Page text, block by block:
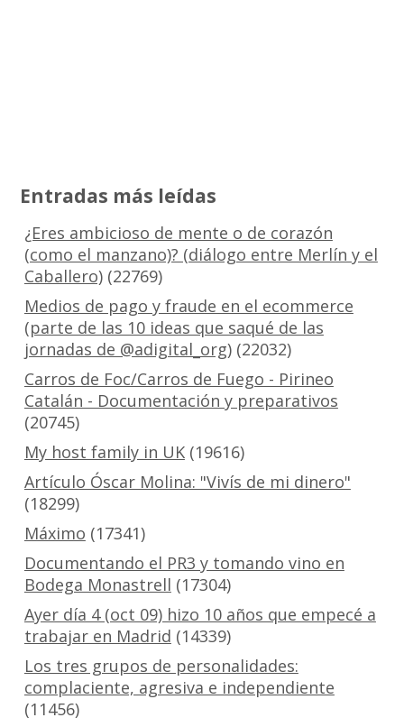
Entradas más leídas
¿Eres ambicioso de mente o de corazón
(como el manzano)? (diálogo entre Merlín y el
Caballero)(22769)
Medios de pago y fraude en el ecommerce
(parte de las 10 ideas que saqué de las
jornadas de @adigital_org)(22032)
Carros de Foc/Carros de Fuego - Pirineo
Catalán - Documentación y preparativos
(20745)
My host family in UK(19616)
Artículo Óscar Molina: "Vivís de mi dinero"
(18299)
Máximo (17341)
Documentando el PR3 y tomando vino en
Bodega Monastrell (17304)
Ayer día 4 (oct 09) hizo 10 años que empecé a
trabajar en Madrid (14339)
Los tres grupos de personalidades:
complaciente, agresiva e independiente
(11456)